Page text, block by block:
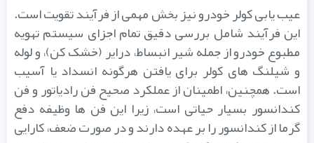
عیب یابی کولر خودرو نیز بخش مهمی از فرآیند تقویت است.
این فرآیند شامل بررسی دقیق تمام اجزای سیستم تهویه
مطبوع خودرو از جمله شیر انبساط، درایر (خشک کن)، و لوله
و شیلنگ های کولر برای یافتن هرگونه انسداد یا آسیب
است. همچنین، اطمینان از عملکرد صحیح فن رادیاتور و فن
کندانسور بسیار حیاتی است، زیرا این فن ها وظیفه دفع
گرما از کندانسور را بر عهده دارند و در صورت ضعف، کارایی